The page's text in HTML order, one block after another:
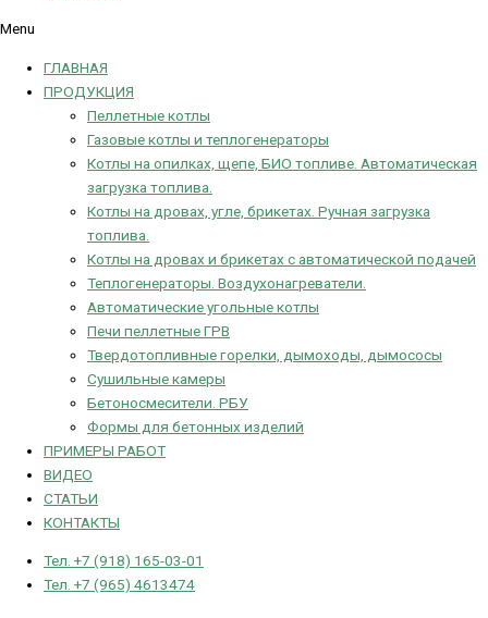
Menu
ГЛАВНАЯ
ПРОДУКЦИЯ
Пеллетные котлы
Газовые котлы и теплогенераторы
Котлы на опилках, щепе, БИО топливе. Автоматическая
загрузка топлива.
Котлы на дровах, угле, брикетах. Ручная загрузка
топлива.
Котлы на дровах и брикетах с автоматической подачей
Теплогенераторы. Воздухонагреватели.
Автоматические угольные котлы
Печи пеллетные ГРВ
Твердотопливные горелки, дымоходы, дымососы
Сушильные камеры
Бетоносмесители. РБУ
Формы для бетонных изделий
ПРИМЕРЫ РАБОТ
ВИДЕО
СТАТЬИ
КОНТАКТЫ
Тел. +7 (918) 165-03-01
Тел. +7 (965) 4613474